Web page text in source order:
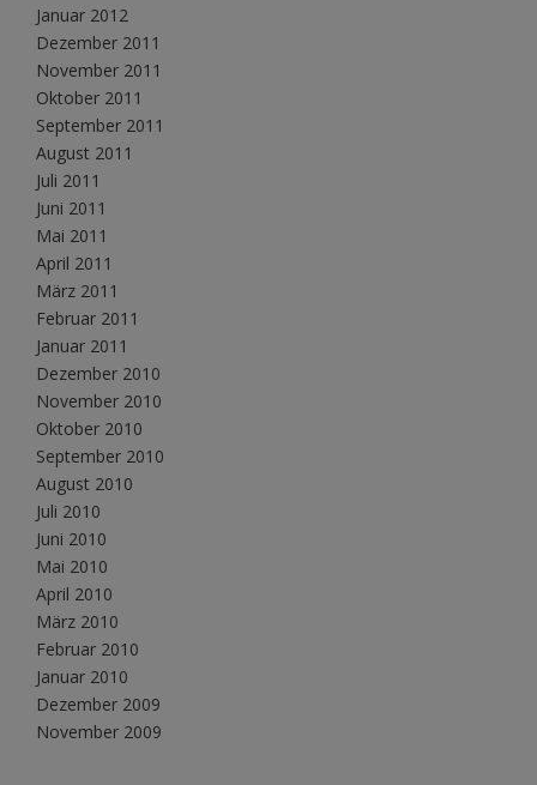
Januar 2012
Dezember 2011
November 2011
Oktober 2011
September 2011
August 2011
Juli 2011
Juni 2011
Mai 2011
April 2011
März 2011
Februar 2011
Januar 2011
Dezember 2010
November 2010
Oktober 2010
September 2010
August 2010
Juli 2010
Juni 2010
Mai 2010
April 2010
März 2010
Februar 2010
Januar 2010
Dezember 2009
November 2009